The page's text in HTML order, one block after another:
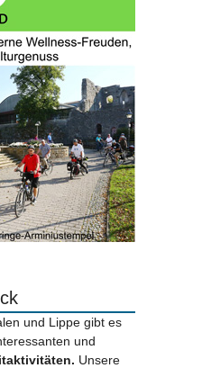
und Lippe gibt es
und
Unsere